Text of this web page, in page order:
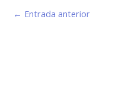
← Entrada anterior